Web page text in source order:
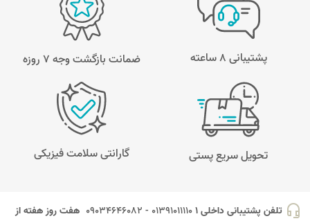
پشتیبانی 8 ساعته ضمانت بازگشت وجه ۷ روزه
تحویل سریع پستی گارانتی سلامت فیزیکی
headset_mic تلفن پشتیبانی داخلی 1 01391011110 - 09034646082
هفت روز هفته از